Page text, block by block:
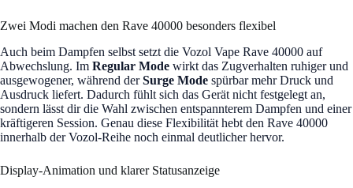
Zwei Modi machen den Rave 40000 besonders flexibel
Auch beim Dampfen selbst setzt die Vozol Vape Rave 40000 auf
Abwechslung. Im Regular Mode wirkt das Zugverhalten ruhiger und
ausgewogener, während derSurge Mode spürbar mehr Druck und
Ausdruck liefert. Dadurch fühlt sich das Gerät nicht festgelegt an,
sondern lässt dir die Wahl zwischen entspannterem Dampfen und einer
kräftigeren Session. Genau diese Flexibilität hebt den Rave 40000
innerhalb der Vozol-Reihe noch einmal deutlicher hervor.
Display-Animation und klarer Statusanzeige